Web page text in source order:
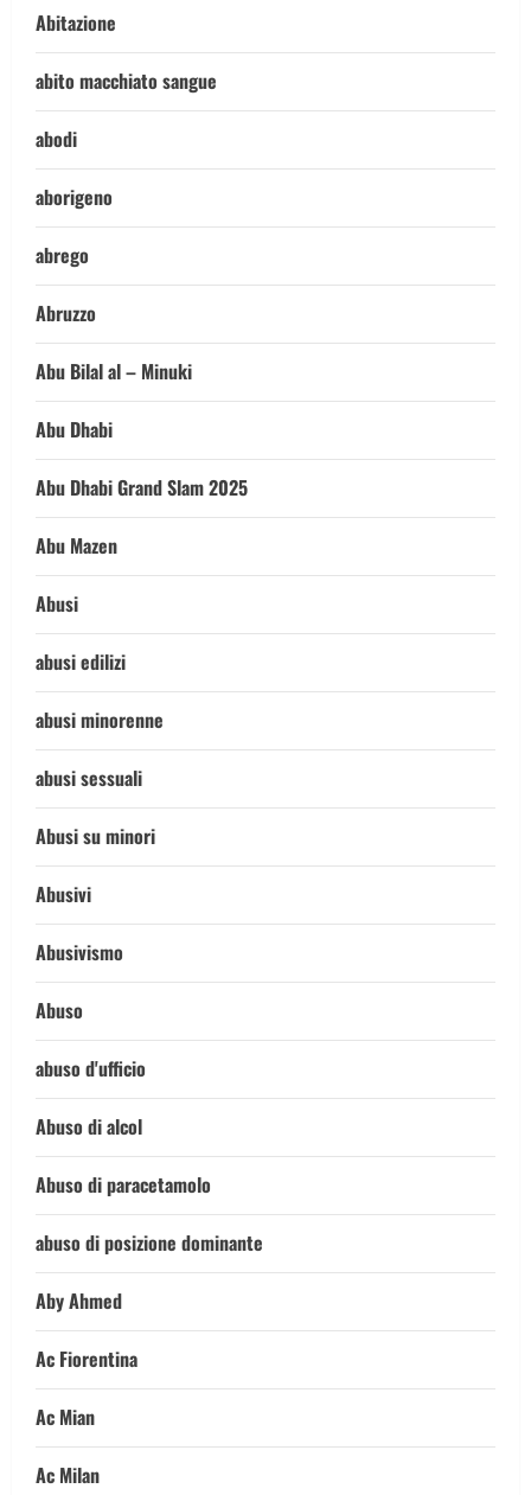
Abitazione
abito macchiato sangue
abodi
aborigeno
abrego
Abruzzo
Abu Bilal al – Minuki
Abu Dhabi
Abu Dhabi Grand Slam 2025
Abu Mazen
Abusi
abusi edilizi
abusi minorenne
abusi sessuali
Abusi su minori
Abusivi
Abusivismo
Abuso
abuso d'ufficio
Abuso di alcol
Abuso di paracetamolo
abuso di posizione dominante
Aby Ahmed
Ac Fiorentina
Ac Mian
Ac Milan